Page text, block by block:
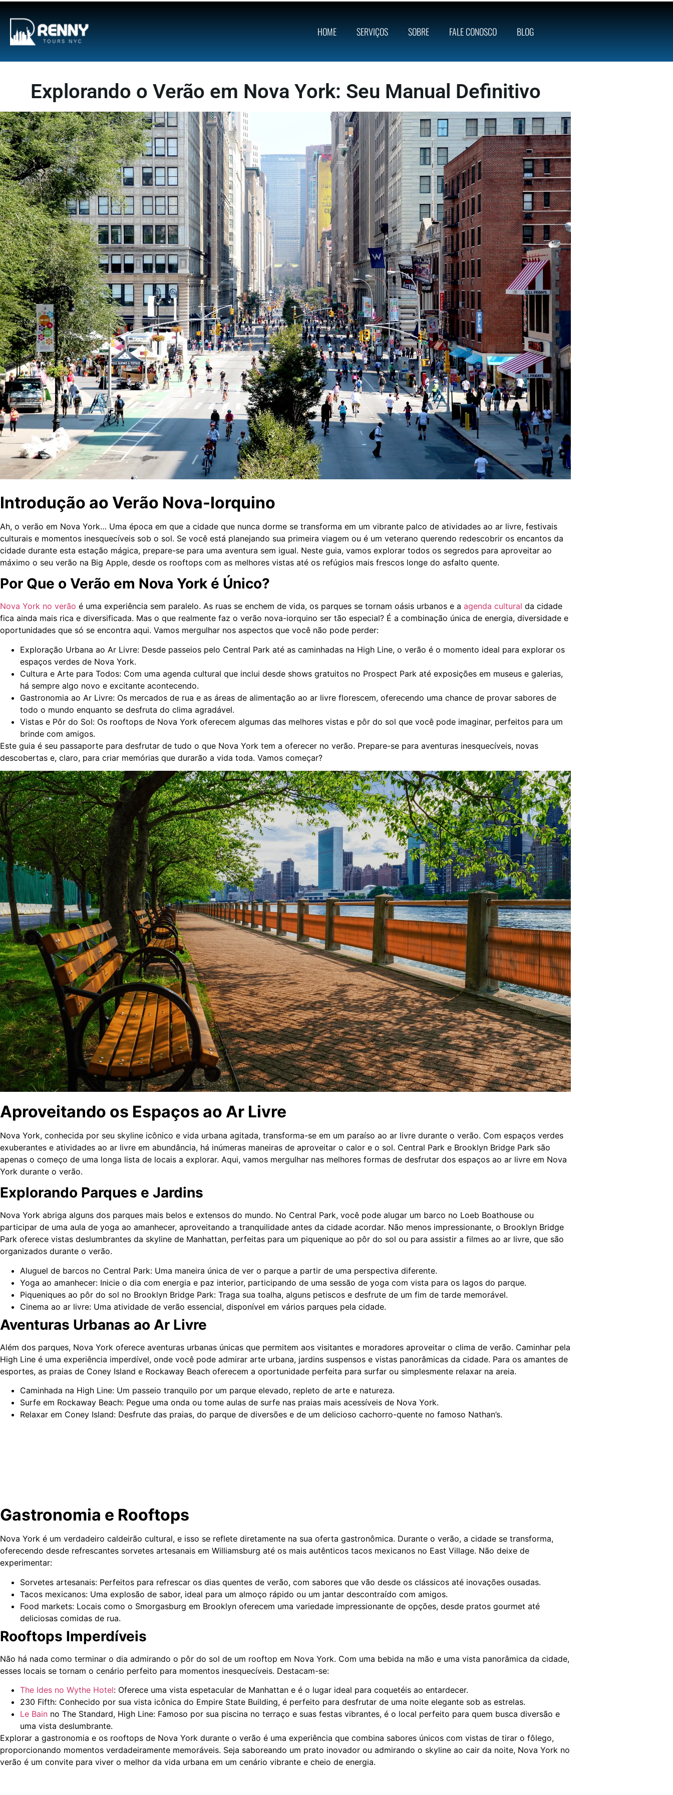
HOME SERVIÇOS SOBRE FALE CONOSCO BLOG
Explorando o Verão em Nova York: Seu Manual Definitivo
Introdução ao Verão Nova-Iorquino
Ah, o verão em Nova York… Uma época em que a cidade que nunca dorme se transforma em um vibrante palco de atividades ao ar livre, festivais
culturais e momentos inesquecíveis sob o sol. Se você está planejando sua primeira viagem ou é um veterano querendo redescobrir os encantos da
cidade durante esta estação mágica, prepare-se para uma aventura sem igual. Neste guia, vamos explorar todos os segredos para aproveitar ao
máximo o seu verão na Big Apple, desde os rooftops com as melhores vistas até os refúgios mais frescos longe do asfalto quente.
Por Que o Verão em Nova York é Único?
Nova York no verão é uma experiência sem paralelo. As ruas se enchem de vida, os parques se tornam oásis urbanos e a agenda cultural da cidade
fica ainda mais rica e diversificada. Mas o que realmente faz o verão nova-iorquino ser tão especial? É a combinação única de energia, diversidade e
oportunidades que só se encontra aqui. Vamos mergulhar nos aspectos que você não pode perder:
Exploração Urbana ao Ar Livre: Desde passeios pelo Central Park até as caminhadas na High Line, o verão é o momento ideal para explorar os
espaços verdes de Nova York.
Cultura e Arte para Todos: Com uma agenda cultural que inclui desde shows gratuitos no Prospect Park até exposições em museus e galerias,
há sempre algo novo e excitante acontecendo.
Gastronomia ao Ar Livre: Os mercados de rua e as áreas de alimentação ao ar livre florescem, oferecendo uma chance de provar sabores de
todo o mundo enquanto se desfruta do clima agradável.
Vistas e Pôr do Sol: Os rooftops de Nova York oferecem algumas das melhores vistas e pôr do sol que você pode imaginar, perfeitos para um
brinde com amigos.
Este guia é seu passaporte para desfrutar de tudo o que Nova York tem a oferecer no verão. Prepare-se para aventuras inesquecíveis, novas
descobertas e, claro, para criar memórias que durarão a vida toda. Vamos começar?
Aproveitando os Espaços ao Ar Livre
Nova York, conhecida por seu skyline icônico e vida urbana agitada, transforma-se em um paraíso ao ar livre durante o verão. Com espaços verdes
exuberantes e atividades ao ar livre em abundância, há inúmeras maneiras de aproveitar o calor e o sol. Central Park e Brooklyn Bridge Park são
apenas o começo de uma longa lista de locais a explorar. Aqui, vamos mergulhar nas melhores formas de desfrutar dos espaços ao ar livre em Nova
York durante o verão.
Explorando Parques e Jardins
Nova York abriga alguns dos parques mais belos e extensos do mundo. No Central Park, você pode alugar um barco no Loeb Boathouse ou
participar de uma aula de yoga ao amanhecer, aproveitando a tranquilidade antes da cidade acordar. Não menos impressionante, o Brooklyn Bridge
Park oferece vistas deslumbrantes da skyline de Manhattan, perfeitas para um piquenique ao pôr do sol ou para assistir a filmes ao ar livre, que são
organizados durante o verão.
Aluguel de barcos no Central Park: Uma maneira única de ver o parque a partir de uma perspectiva diferente.
Yoga ao amanhecer: Inicie o dia com energia e paz interior, participando de uma sessão de yoga com vista para os lagos do parque.
Piqueniques ao pôr do sol no Brooklyn Bridge Park: Traga sua toalha, alguns petiscos e desfrute de um fim de tarde memorável.
Cinema ao ar livre: Uma atividade de verão essencial, disponível em vários parques pela cidade.
Aventuras Urbanas ao Ar Livre
Além dos parques, Nova York oferece aventuras urbanas únicas que permitem aos visitantes e moradores aproveitar o clima de verão. Caminhar pela
High Line é uma experiência imperdível, onde você pode admirar arte urbana, jardins suspensos e vistas panorâmicas da cidade. Para os amantes de
esportes, as praias de Coney Island e Rockaway Beach oferecem a oportunidade perfeita para surfar ou simplesmente relaxar na areia.
Caminhada na High Line: Um passeio tranquilo por um parque elevado, repleto de arte e natureza.
Surfe em Rockaway Beach: Pegue uma onda ou tome aulas de surfe nas praias mais acessíveis de Nova York.
Relaxar em Coney Island: Desfrute das praias, do parque de diversões e de um delicioso cachorro-quente no famoso Nathan’s.
Gastronomia e Rooftops
Nova York é um verdadeiro caldeirão cultural, e isso se reflete diretamente na sua oferta gastronômica. Durante o verão, a cidade se transforma,
oferecendo desde refrescantes sorvetes artesanais em Williamsburg até os mais autênticos tacos mexicanos no East Village. Não deixe de
experimentar:
Sorvetes artesanais: Perfeitos para refrescar os dias quentes de verão, com sabores que vão desde os clássicos até inovações ousadas.
Tacos mexicanos: Uma explosão de sabor, ideal para um almoço rápido ou um jantar descontraído com amigos.
Food markets: Locais como o Smorgasburg em Brooklyn oferecem uma variedade impressionante de opções, desde pratos gourmet até
deliciosas comidas de rua.
Rooftops Imperdíveis
Não há nada como terminar o dia admirando o pôr do sol de um rooftop em Nova York. Com uma bebida na mão e uma vista panorâmica da cidade,
esses locais se tornam o cenário perfeito para momentos inesquecíveis. Destacam-se:
The Ides no Wythe Hotel: Oferece uma vista espetacular de Manhattan e é o lugar ideal para coquetéis ao entardecer.
230 Fifth: Conhecido por sua vista icônica do Empire State Building, é perfeito para desfrutar de uma noite elegante sob as estrelas.
Le Bain no The Standard, High Line: Famoso por sua piscina no terraço e suas festas vibrantes, é o local perfeito para quem busca diversão e
uma vista deslumbrante.
Explorar a gastronomia e os rooftops de Nova York durante o verão é uma experiência que combina sabores únicos com vistas de tirar o fôlego,
proporcionando momentos verdadeiramente memoráveis. Seja saboreando um prato inovador ou admirando o skyline ao cair da noite, Nova York no
verão é um convite para viver o melhor da vida urbana em um cenário vibrante e cheio de energia.